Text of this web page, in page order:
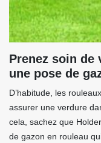
Prenez soin de
une pose de
D’habitude, les
assurer une verdure
cela, sachez que
de gazon en rouleau